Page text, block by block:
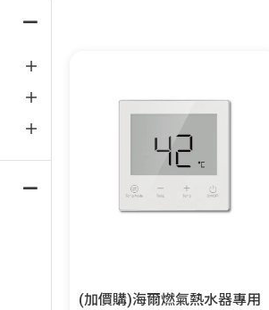
(加價購)海爾燃氣熱水器專用